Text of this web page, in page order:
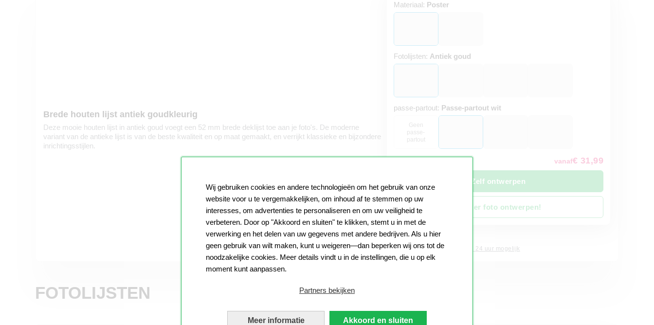
Wij gebruiken cookies en andere technologieën om het gebruik van onze
website voor u te vergemakkelijken, om inhoud af te stemmen op uw
interesses, om advertenties te personaliseren en om uw veiligheid te
verbeteren. Door op "Akkoord en sluiten" te klikken, stemt u in met de
verwerking en het delen van uw gegevens met andere bedrijven. Als u hier
geen gebruik van wilt maken, kunt u weigeren—dan beperken wij ons tot de
noodzakelijke cookies. Meer details vindt u in de instellingen, die u op elk
moment kunt aanpassen.
Partners bekijken
Meer informatie Akkoord en sluiten
Brede houten lijst antiek goudkleurig
Deze mooie houten lijst in antiek goud voegt een 52 mm brede deklijst toe aan je foto's. De moderne
variant van de antieke lijst is van de beste kwaliteit en op maat gemaakt, en verrijkt klassieke en bijzondere
inrichtingsstijlen.
Materiaal: Poster
Fotolijsten: Antiek goud
passe-partout: Passe-partout wit
Geen
passe-
partout
vanaf€ 31,99
Zelf ontwerpen
Zonder foto ontwerpen!
Productietijd 4 werkdagen
Ook als express binnen 24 uur mogelijk
FOTOLIJSTEN